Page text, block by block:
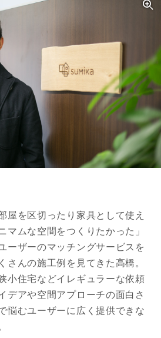
屋を区切ったり家具として使え
マムな空間をつくりたかった」
ーザーのマッチングサービスを
さんの施工例を見てきた高橋。
小住宅などイレギュラーな依頼
デアや空間アプローチの面白さ
悩むユーザーに広く提供できな